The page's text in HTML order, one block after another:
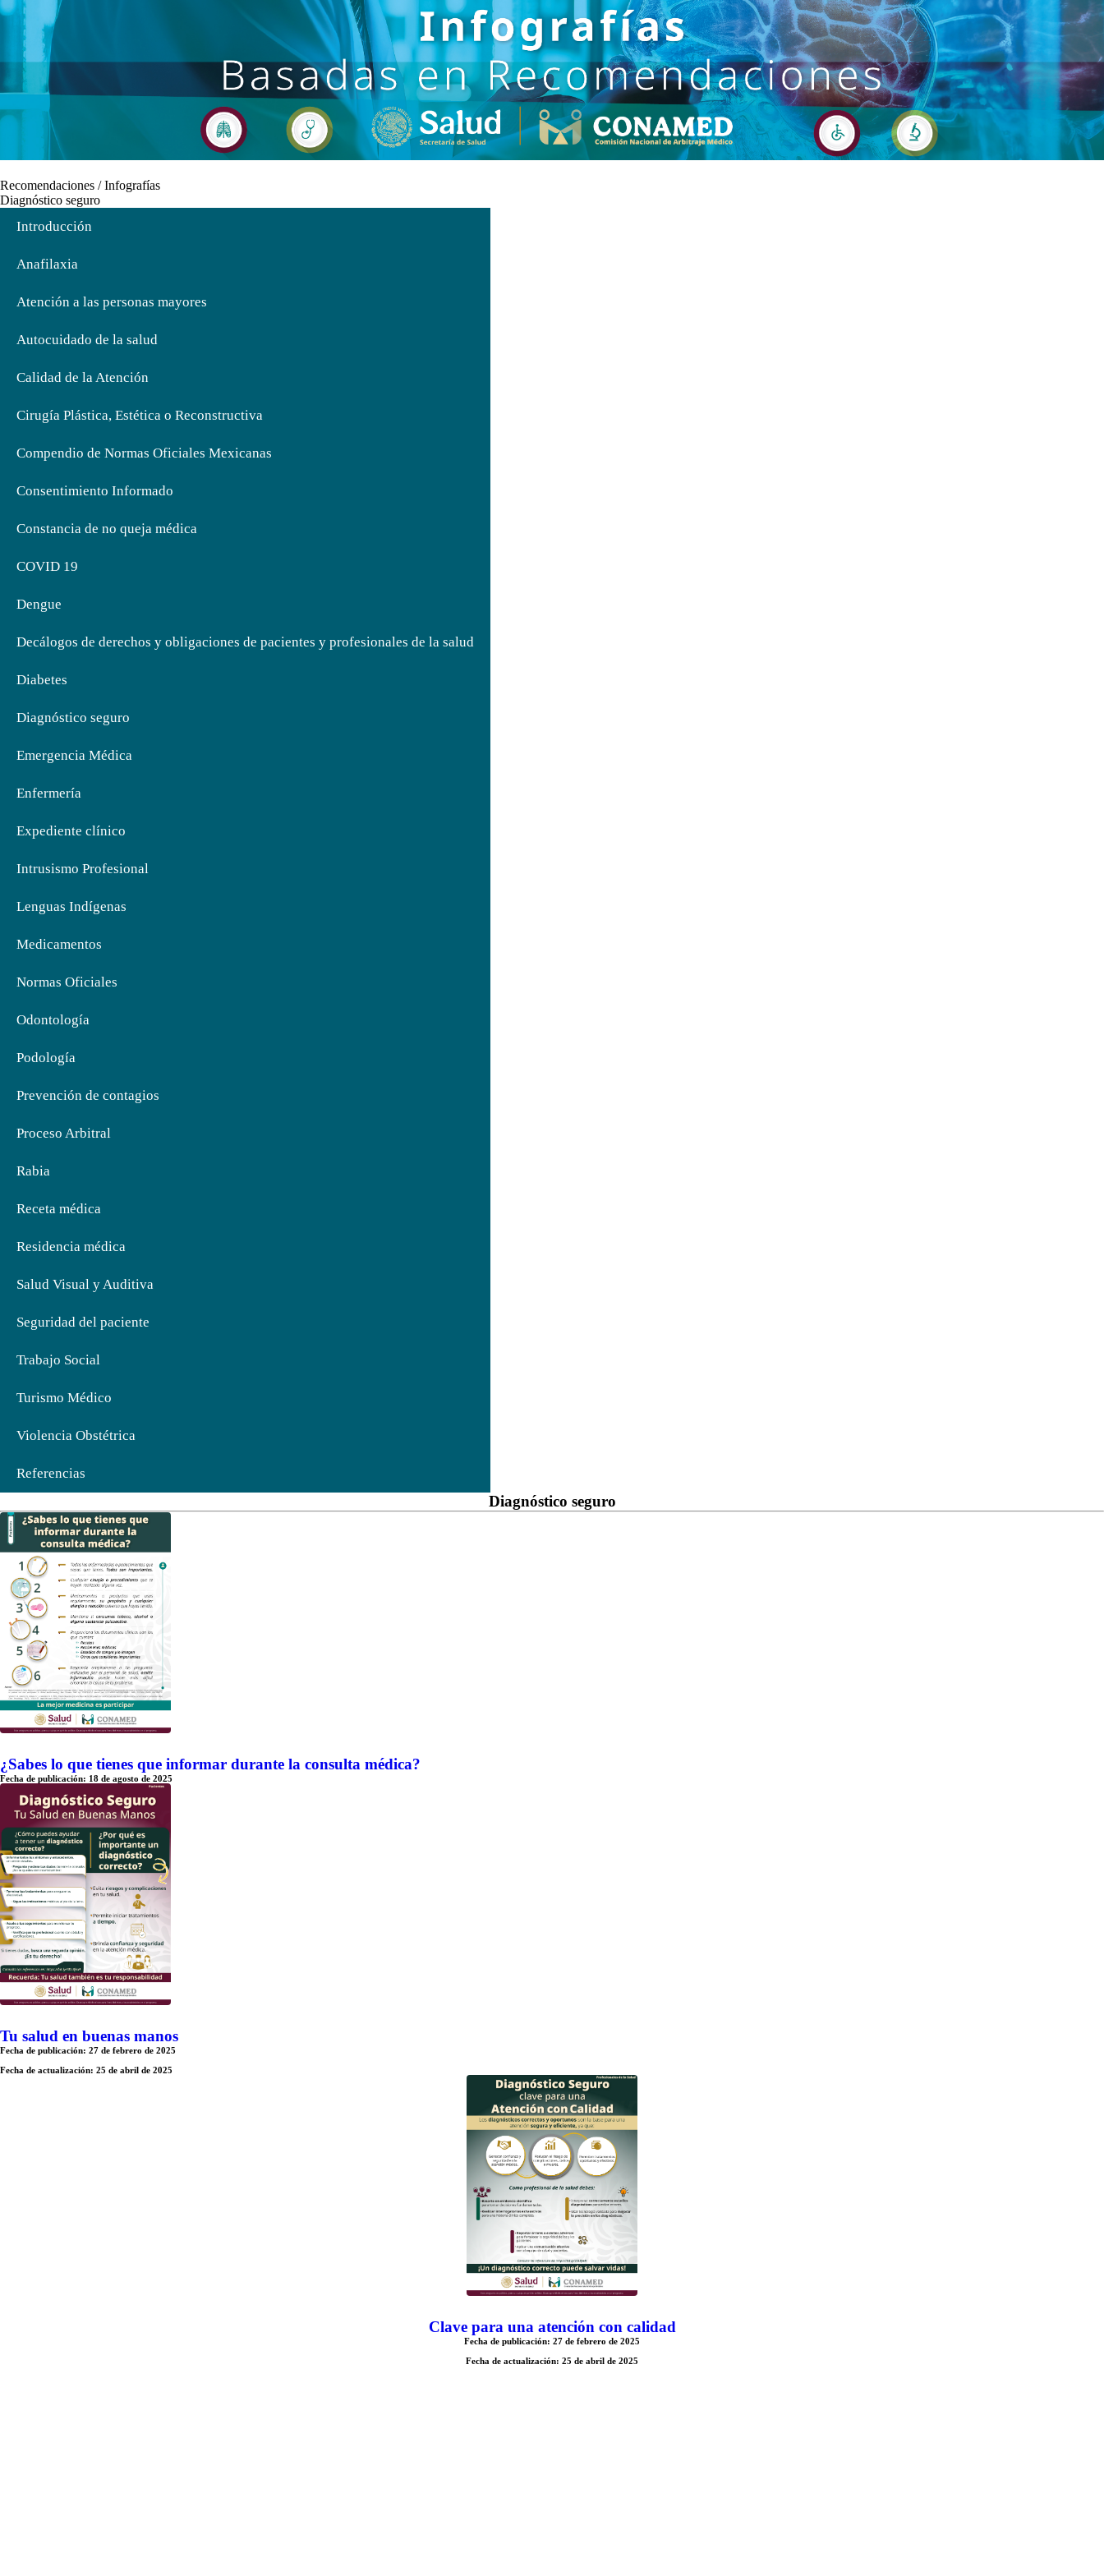
Recomendaciones / Infografías
Diagnóstico seguro
Introducción
Anafilaxia
Atención a las personas mayores
Autocuidado de la salud
Calidad de la Atención
Cirugía Plástica, Estética o Reconstructiva
Compendio de Normas Oficiales Mexicanas
Consentimiento Informado
Constancia de no queja médica
COVID 19
Dengue
Decálogos de derechos y obligaciones de pacientes y profesionales de la salud
Diabetes
Diagnóstico seguro
Emergencia Médica
Enfermería
Expediente clínico
Intrusismo Profesional
Lenguas Indígenas
Medicamentos
Normas Oficiales
Odontología
Podología
Prevención de contagios
Proceso Arbitral
Rabia
Receta médica
Residencia médica
Salud Visual y Auditiva
Seguridad del paciente
Trabajo Social
Turismo Médico
Violencia Obstétrica
Referencias
Diagnóstico seguro
¿Sabes lo que tienes que informar durante la consulta médica?
Fecha de publicación: 18 de agosto de 2025
Tu salud en buenas manos
Fecha de publicación: 27 de febrero de 2025
Fecha de actualización: 25 de abril de 2025
Clave para una atención con calidad
Fecha de publicación: 27 de febrero de 2025
Fecha de actualización: 25 de abril de 2025